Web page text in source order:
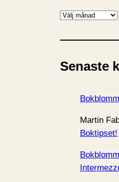
A
k
v
Senaste
Martin
Boktipset!